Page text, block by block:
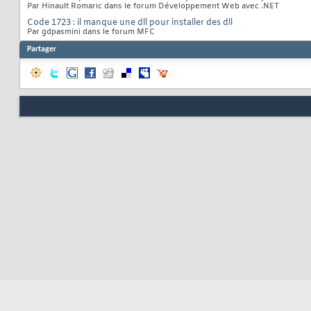
Par Hinault Romaric dans le forum Développement Web avec .NET
Code 1723 : il manque une dll pour installer des dll
Par gdpasmini dans le forum MFC
Partager